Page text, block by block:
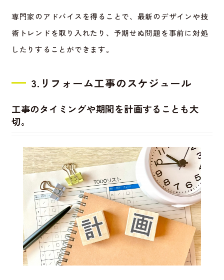
専門家のアドバイスを得ることで、最新のデザインや技
術トレンドを取り入れたり、予期せぬ問題を事前に対処
したりすることができます。
3.リフォーム工事のスケジュール
工事のタイミングや期間を計画することも大
切。